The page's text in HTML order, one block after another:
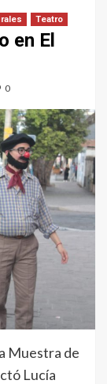
Teatro
en El
0
Muestra de
Lucía